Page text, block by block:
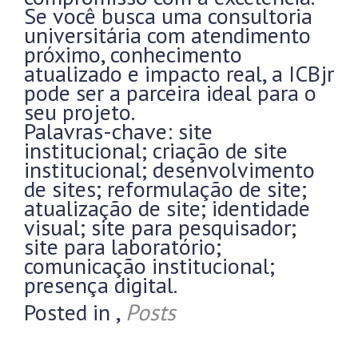
Se você busca uma consultoria
universitária com atendimento
próximo, conhecimento
atualizado e impacto real, a ICBjr
pode ser a parceira ideal para o
seu projeto.
Palavras-chave: site
institucional; criação de site
institucional; desenvolvimento
de sites; reformulação de site;
atualização de site; identidade
visual; site para pesquisador;
site para laboratório;
comunicação institucional;
presença digital.
Posted in , Posts